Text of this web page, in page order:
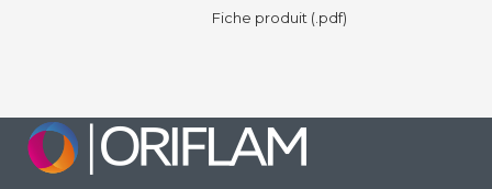
Fiche produit (.pdf)